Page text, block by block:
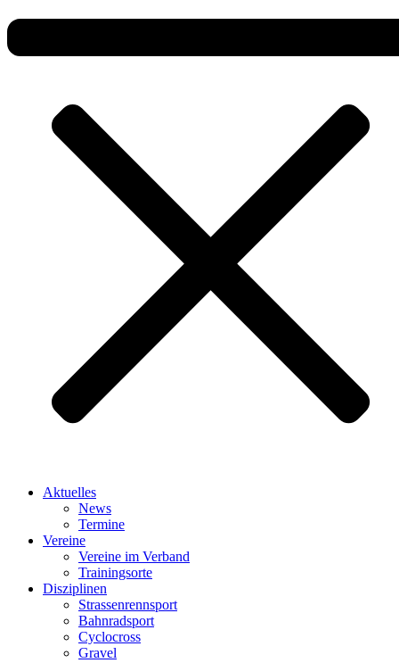
Aktuelles
News
Termine
Vereine
Vereine im Verband
Trainingsorte
Disziplinen
Strassen­rennsport
Bahnrad­sport
Cyclocross
Gravel